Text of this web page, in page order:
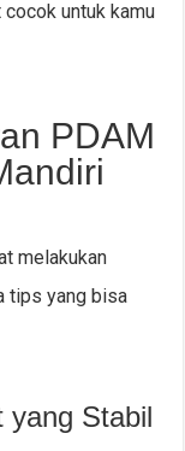
untuk kamu
PDAM
melakukan
tips yang bisa
yang Stabil